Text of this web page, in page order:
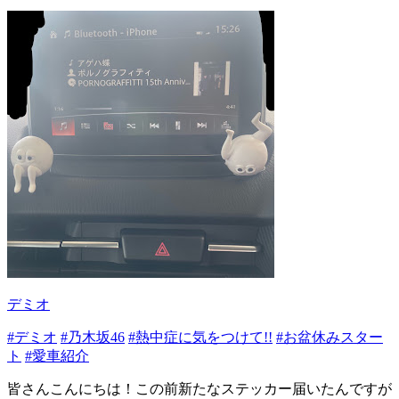
デミオ
#デミオ #乃木坂46 #熱中症に気をつけて!! #お盆休みスター
ト #愛車紹介
皆さんこんにちは！この前新たなステッカー届いたんですが